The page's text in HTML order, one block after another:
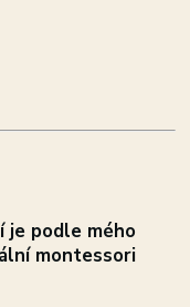
je podle mého
montessori